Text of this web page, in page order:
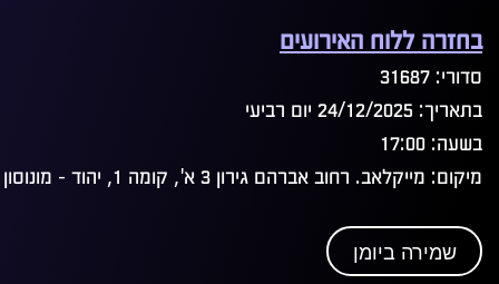
בחזרה ללוח האירועים
סדורי: 31687
בתאריך: 24/12/2025 יום רביעי
בשעה: 17:00
מיקום: מייקלאב. רחוב אברהם גירון 3 א', קומה 1, יהוד - מונוסון
שמירה ביומן